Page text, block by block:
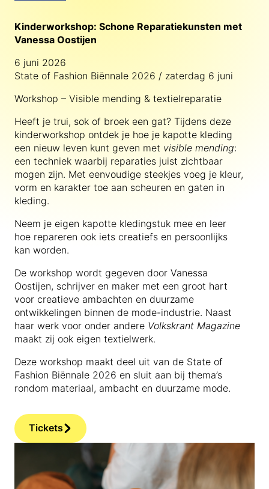
Kinderworkshop: Schone Reparatiekunsten met
Vanessa Oostijen
6 juni 2026
State of Fashion Biënnale 2026 / zaterdag 6 juni
Workshop – Visible mending & textielreparatie
Heeft je trui, sok of broek een gat? Tijdens deze
kinderworkshop ontdek je hoe je kapotte kleding
een nieuw leven kunt geven met visible mending:
een techniek waarbij reparaties juist zichtbaar
mogen zijn. Met eenvoudige steekjes voeg je kleur,
vorm en karakter toe aan scheuren en gaten in
kleding.
Neem je eigen kapotte kledingstuk mee en leer
hoe repareren ook iets creatiefs en persoonlijks
kan worden.
De workshop wordt gegeven door Vanessa
Oostijen, schrijver en maker met een groot hart
voor creatieve ambachten en duurzame
ontwikkelingen binnen de mode-industrie. Naast
haar werk voor onder andere Volkskrant Magazine
maakt zij ook eigen textielwerk.
Deze workshop maakt deel uit van de State of
Fashion Biënnale 2026 en sluit aan bij thema’s
rondom materiaal, ambacht en duurzame mode.
Tickets